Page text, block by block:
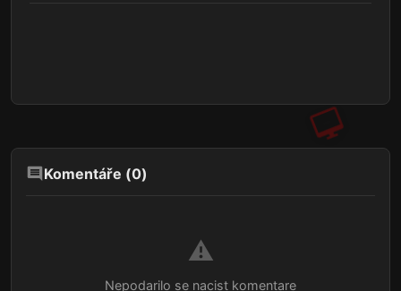
Komentáře (0)
⚠️
Nepodarilo se nacist komentare